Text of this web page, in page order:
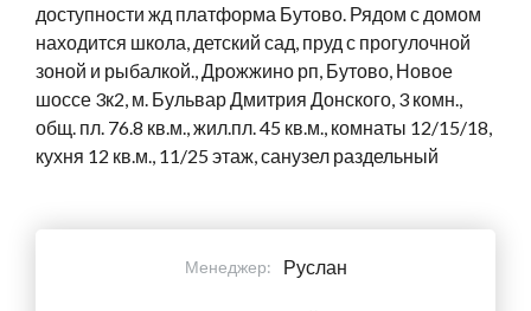
доступности жд платформа Бутово. Рядом с домом
находится школа, детский сад, пруд с прогулочной
зоной и рыбалкой., Дрожжино рп, Бутово, Новое
шоссе 3к2, м. Бульвар Дмитрия Донского, 3 комн.,
общ. пл. 76.8 кв.м., жил.пл. 45 кв.м., комнаты 12/15/18,
кухня 12 кв.м., 11/25 этаж, санузел раздельный
Менеджер: Руслан